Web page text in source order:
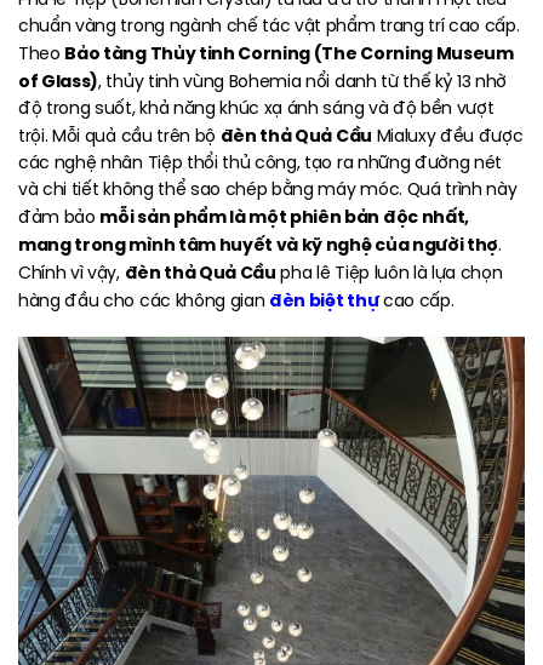
chuẩn vàng trong ngành chế tác vật phẩm trang trí cao cấp.
Theo Bảo tàng Thủy tinh Corning (The Corning Museum
of Glass), thủy tinh vùng Bohemia nổi danh từ thế kỷ 13 nhờ
độ trong suốt, khả năng khúc xạ ánh sáng và độ bền vượt
trội. Mỗi quả cầu trên bộ đèn thả Quả Cầu Mialuxy đều được
các nghệ nhân Tiệp thổi thủ công, tạo ra những đường nét
và chi tiết không thể sao chép bằng máy móc. Quá trình này
đảm bảo mỗi sản phẩm là một phiên bản độc nhất,
mang trong mình tâm huyết và kỹ nghệ của người thợ.
Chính vì vậy, đèn thả Quả Cầupha lê Tiệp luôn là lựa chọn
hàng đầu cho các không gian đèn biệt thựcao cấp.